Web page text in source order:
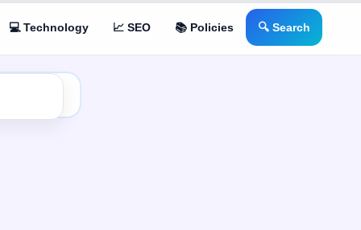
💻 Technology 📈 SEO 📚 Policies 🔍 Search